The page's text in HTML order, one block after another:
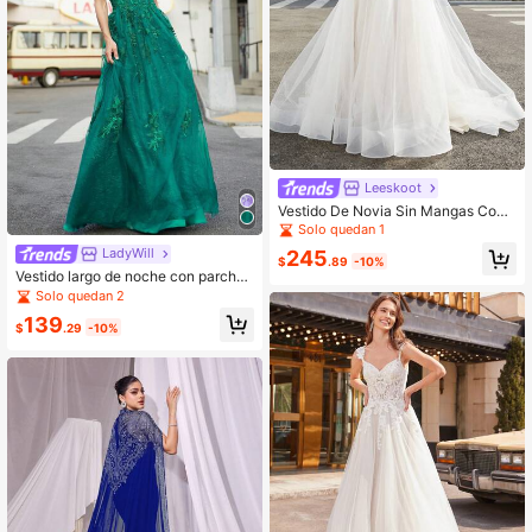
LadyWill
Vestido largo de noche con parches
de malla y color liso
Solo quedan 2
$139.29 -10%
Leeskoot
Vestido De Novia Sin Mangas Con
Escote Cuadrado, Apliques Florales
Y Fondo De Red
Solo quedan 1
$245.89 -10%